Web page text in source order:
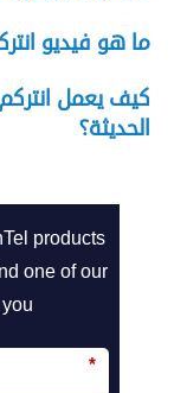
ما هو فيديو
كيف يعمل
الحديثة؟
call2action-
products
one of our
*